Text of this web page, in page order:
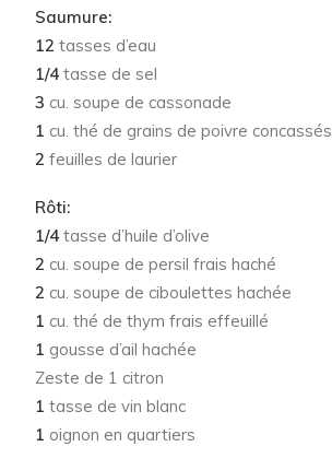
Saumure:
12 tasses d’eau
1/4 tasse de sel
3 cu. soupe de cassonade
1 cu. thé de grains de poivre concassés
2 feuilles de laurier
Rôti:
1/4 tasse d’huile d’olive
2 cu. soupe de persil frais haché
2 cu. soupe de ciboulettes hachée
1 cu. thé de thym frais effeuillé
1 gousse d’ail hachée
Zeste de 1 citron
1 tasse de vin blanc
1 oignon en quartiers